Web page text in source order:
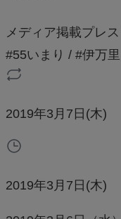
メディア掲載プレ
#55いまり / #伊万里
2019年3月7日(木)
2019年3月7日(木)